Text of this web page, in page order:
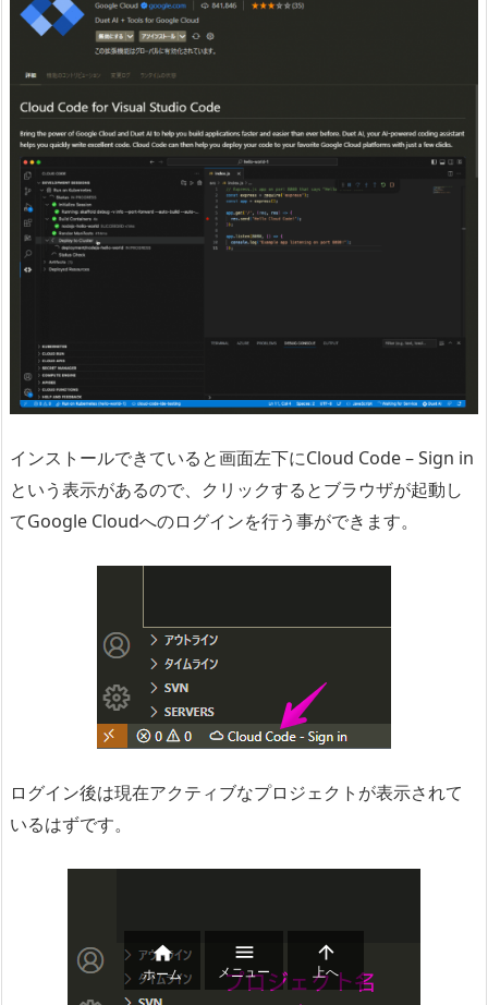
インストールできていると画面左下にCloud Code – Sign in
という表示があるので、クリックするとブラウザが起動し
てGoogle Cloudへのログインを行う事ができます。
ログイン後は現在アクティブなプロジェクトが表示されて
いるはずです。

ホーム

メニュー

上へ